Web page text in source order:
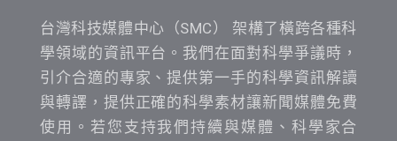
台灣科技媒體中心（SMC） 架構了橫跨各種科
學領域的資訊平台。我們在面對科學爭議時，
引介合適的專家、提供第一手的科學資訊解讀
與轉譯，提供正確的科學素材讓新聞媒體免費
使用。若您支持我們持續與媒體、科學家合